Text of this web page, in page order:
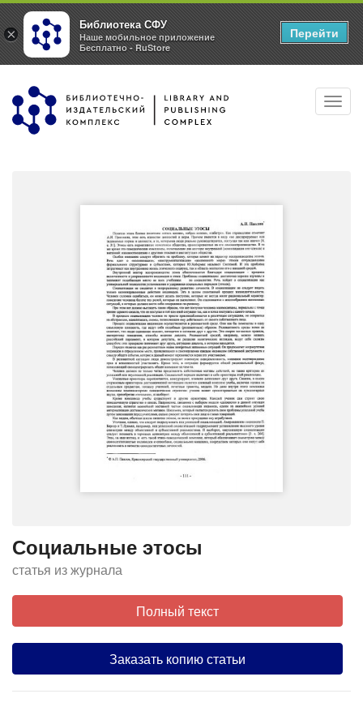
Перейти
основному
Социальные этосы
статья из журнала
Полный текст
Заказать копию статьи
×
Библиотека СФУ
Наше мобильное приложение
Бесплатно - RuStore
Перейти